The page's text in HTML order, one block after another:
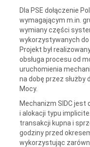
Dla PSE dołączenie
wymagającym m.in.
wymiany części
wykorzystywanych do
Projekt był
obsługa procesu od
uruchomienia
na dobę przez służby
Mocy.
Mechanizm SIDC jest
i alokacji typu
transakcji kupna i
godziny przed
wykorzystując